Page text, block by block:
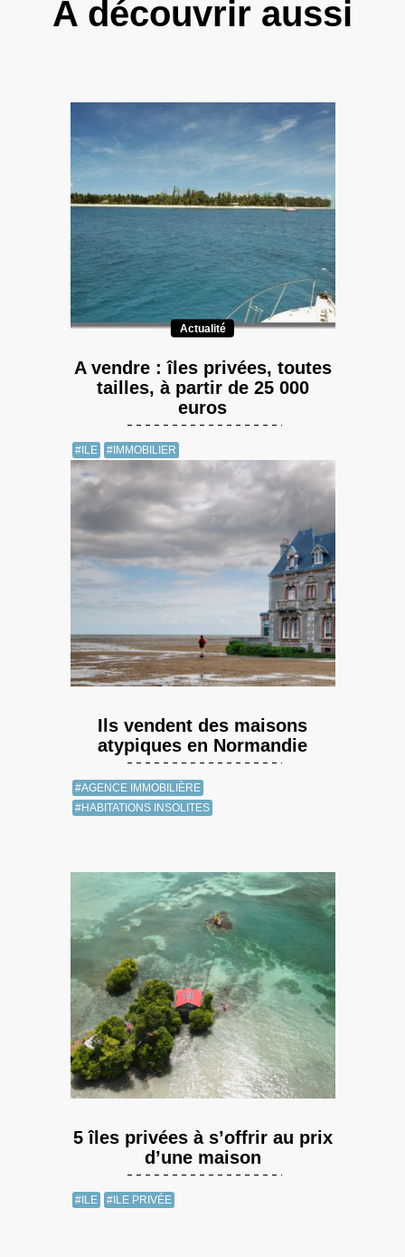
A découvrir aussi
Actualité
A vendre : îles privées, toutes
tailles, à partir de 25 000
euros
#ILE #IMMOBILIER
Ils vendent des maisons
atypiques en Normandie
#AGENCE IMMOBILIÈRE
#HABITATIONS INSOLITES
5 îles privées à s’offrir au prix
d’une maison
#ILE #ILE PRIVÉE